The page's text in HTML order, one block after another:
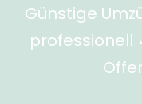
Günstige
professionell